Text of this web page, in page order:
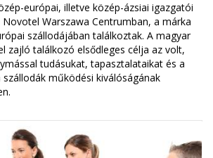
európai, illetve közép-ázsiai igazgatói
Warszawa Centrumban, a márka
szállodájában találkoztak. A magyar
zajló találkozó elsődleges célja az volt,
tudásukat, tapasztalataikat és a
működési kiválóságának